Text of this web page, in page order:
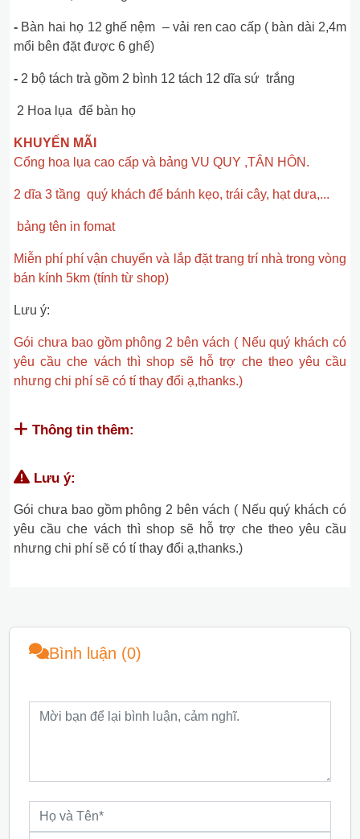
- Bàn hai họ 12 ghế nệm – vải ren cao cấp ( bàn dài 2,4m
mổi bên đặt được 6 ghế)
- 2 bộ tách trà gồm 2 bình 12 tách 12 dĩa sứ trắng
2 Hoa lụa để bàn họ
KHUYẾN MÃI
Cổng hoa lụa cao cấp và bảng VU QUY ,TÂN HÔN.
2 dĩa 3 tầng quý khách để bánh kẹo, trái cây, hạt dưa,...
bảng tên in fomat
Miễn phí phí vận chuyển và lắp đặt trang trí nhà trong vòng
bán kính 5km (tính từ shop)
Lưu ý:
Gói chưa bao gồm phông 2 bên vách ( Nếu quý khách có
yêu cầu che vách thì shop sẽ hỗ trợ che theo yêu cầu
nhưng chi phí sẽ có tí thay đổi ạ,thanks.)
Thông tin thêm:
Lưu ý:
Gói chưa bao gồm phông 2 bên vách ( Nếu quý khách có
yêu cầu che vách thì shop sẽ hỗ trợ che theo yêu cầu
nhưng chi phí sẽ có tí thay đổi ạ,thanks.)
Bình luận (0)